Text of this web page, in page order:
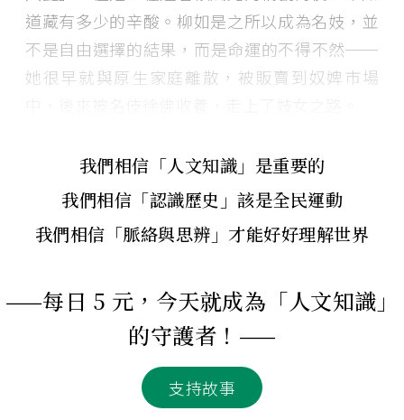
道藏有多少的辛酸。柳如是之所以成為名妓，並
不是自由選擇的結果，而是命運的不得不然──
她很早就與原生家庭離散，被販賣到奴婢市場
我們相信「人文知識」是重要的
我們相信「認識歷史」該是全民運動
我們相信「脈絡與思辨」才能好好理解世界
——每日 5 元，今天就成為「人文知識」
的守護者！——
支持故事